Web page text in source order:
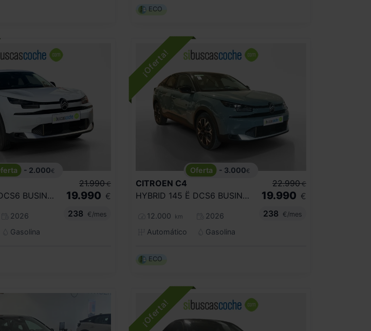
ECO
- 2.000€
HYBRID 145 Ë DCS6 BUSINESS EDITION
2026
Gasolina
21.990 €
19.990 €
238
€/mes
- 3.000€
CITROEN C4
HYBRID 145 Ë DCS6 BUSINESS EDITION
12.000 km
2026
Automático
Gasolina
22.990 €
19.990 €
238
€/mes
ECO